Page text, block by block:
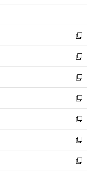
ウ
開
く
新
し
い
ウ
ィ
ン
ド
ウ
で
開
く
新
し
い
ウ
ィ
ン
ド
ウ
で
開
く
新
し
い
ウ
ィ
ン
ド
ウ
で
開
新
し
い
ウ
ィ
ン
ド
ウ
新
し
い
ウ
ィ
ン
新
し
い
ウ
新
し